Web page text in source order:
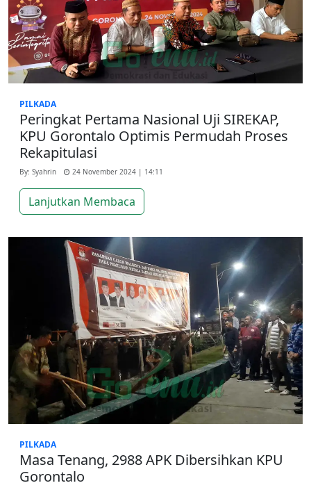
PILKADA
Peringkat Pertama Nasional Uji SIREKAP,
KPU Gorontalo Optimis Permudah Proses
Rekapitulasi
By: Syahrin 24 November 2024 | 14:11
Lanjutkan Membaca
PILKADA
Masa Tenang, 2988 APK Dibersihkan KPU
Gorontalo